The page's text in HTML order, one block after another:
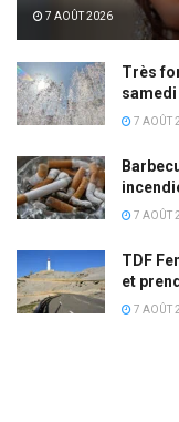
7 AOÛT 2026
Très
samedi
7 AOÛT
7 AOÛT
TDF
et
7 AOÛT